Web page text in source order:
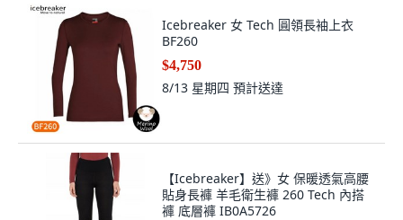
Icebreaker 女 Tech 圓領長袖上衣
BF260
$4,750
8/13 星期四 預計送達
【Icebreaker】送》女 保暖透氣高腰
貼身長褲 羊毛衛生褲 260 Tech 內搭
褲 底層褲 IB0A5726